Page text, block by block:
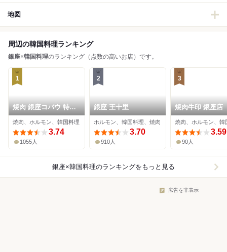
地図
周辺の韓国料理ランキング
銀座×韓国料理のランキング（点数の高いお店）です。
1
焼肉 銀座コバウ 特別
室
焼肉、ホルモン、韓国料理
3.74
1055人
2
銀座 王十里
ホルモン、韓国料理、焼肉
3.70
910人
3
焼肉牛印 銀座店
焼肉、ホルモン、韓
3.59
90人
銀座×韓国料理のランキングをもっと見る
広告を非表示